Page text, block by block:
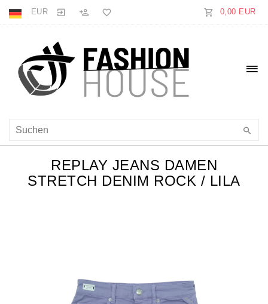
EUR 0,00 EUR
REPLAY JEANS DAMEN
STRETCH DENIM ROCK / LILA